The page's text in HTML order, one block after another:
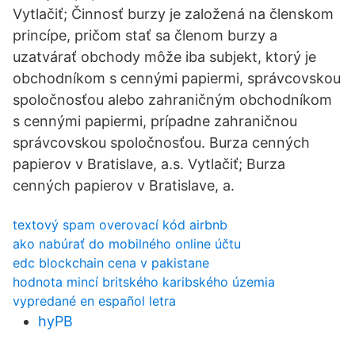
Vytlačiť; Činnosť burzy je založená na členskom
princípe, pričom stať sa členom burzy a
uzatvárať obchody môže iba subjekt, ktorý je
obchodníkom s cennými papiermi, správcovskou
spoločnosťou alebo zahraničným obchodníkom
s cennými papiermi, prípadne zahraničnou
správcovskou spoločnosťou. Burza cenných
papierov v Bratislave, a.s. Vytlačiť; Burza
cenných papierov v Bratislave, a.
textový spam overovací kód airbnb
ako nabúrať do mobilného online účtu
edc blockchain cena v pakistane
hodnota mincí britského karibského územia
vypredané en español letra
hyPB